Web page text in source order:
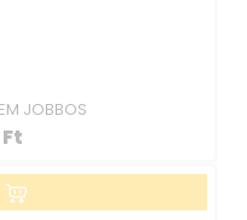
JOBBOS
Ft